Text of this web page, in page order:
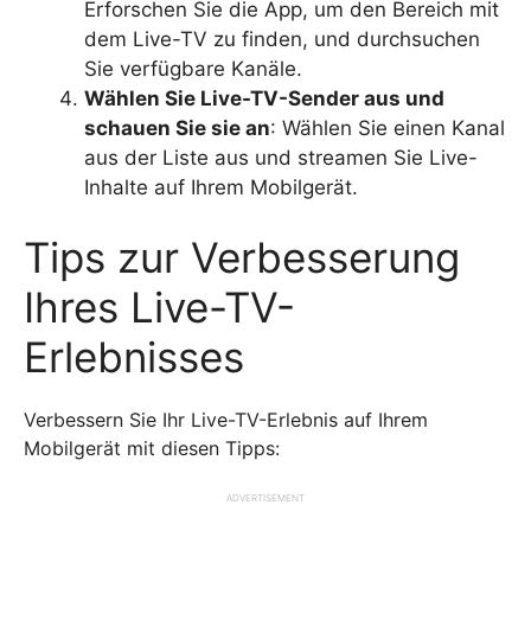
Erforschen Sie die App, um den Bereich mit
dem Live-TV zu finden, und durchsuchen
Sie verfügbare Kanäle.
Wählen Sie Live-TV-Sender aus und
schauen Sie sie an: Wählen Sie einen Kanal
aus der Liste aus und streamen Sie Live-
Inhalte auf Ihrem Mobilgerät.
Tips zur Verbesserung
Ihres Live-TV-
Erlebnisses
Verbessern Sie Ihr Live-TV-Erlebnis auf Ihrem
Mobilgerät mit diesen Tipps:
ADVERTISEMENT